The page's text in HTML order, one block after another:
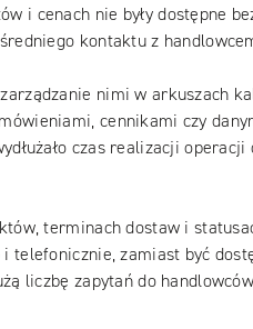
i cenach nie były dostępne
kontaktu z
nimi w arkuszach
cennikami czy
czas realizacji operacji
terminach dostaw i
telefonicznie, zamiast być
liczbę zapytań do